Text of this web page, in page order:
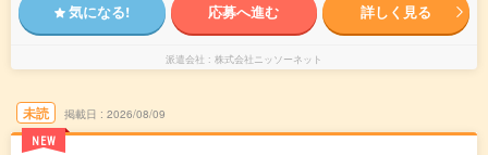
気になる! 応募へ進む 詳しく見る
派遣会社 株式会社ニッソーネット
未読
NEW
掲載日 2026/08/09